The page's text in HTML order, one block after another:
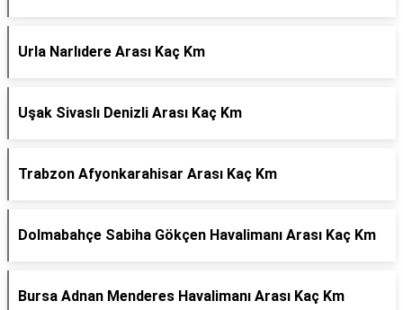
Urla Narlıdere Arası Kaç Km
Uşak Sivaslı Denizli Arası Kaç Km
Trabzon Afyonkarahisar Arası Kaç Km
Dolmabahçe Sabiha Gökçen Havalimanı Arası Kaç Km
Bursa Adnan Menderes Havalimanı Arası Kaç Km